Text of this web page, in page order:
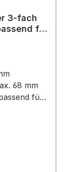
für
68 mm
für: